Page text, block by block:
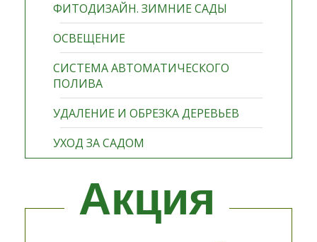
ФИТОДИЗАЙН. ЗИМНИЕ САДЫ
ОСВЕЩЕНИЕ
СИСТЕМА АВТОМАТИЧЕСКОГО
ПОЛИВА
УДАЛЕНИЕ И ОБРЕЗКА ДЕРЕВЬЕВ
УХОД ЗА САДОМ
Акция